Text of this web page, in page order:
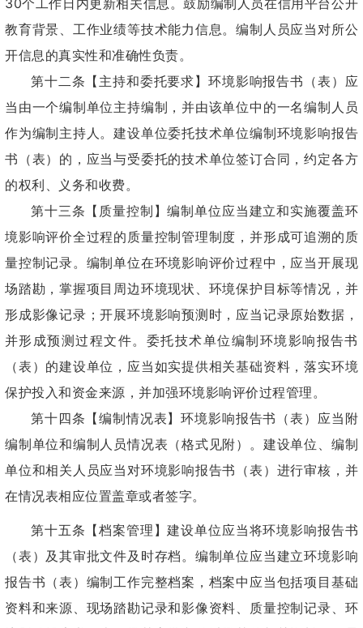
30个工作日内更新相关信息。鼓励编制人员在信用平台公开
教育背景、工作业绩等技术能力信息。编制人员应当对所公
开信息的真实性和准确性负责。
第十二条【主持和委托要求】环境影响报告书（表）应
当由一个编制单位主持编制，并由该单位中的一名编制人员
作为编制主持人。建设单位委托技术单位编制环境影响报告
书（表）的，应当与受委托的技术单位签订合同，约定各方
的权利、义务和收费。
第十三条【质量控制】编制单位应当建立和实施覆盖环
境影响评价全过程的质量控制管理制度，并形成可追溯的质
量控制记录。编制单位在环境影响评价过程中，应当开展现
场踏勘，掌握项目周边环境现状、环境保护目标等情况，并
形成影像记录；开展环境影响预测时，应当记录原始数据，
并形成预测过程文件。委托技术单位编制环境影响报告书
（表）的建设单位，应当如实提供相关基础资料，落实环境
保护投入和资金来源，并加强环境影响评价过程管理。
第十四条【编制情况表】环境影响报告书（表）应当附
编制单位和编制人员情况表（格式见附）。建设单位、编制
单位和相关人员应当对环境影响报告书（表）进行审核，并
在情况表相应位置盖章或者签字。
第十五条【档案管理】建设单位应当将环境影响报告书
（表）及其审批文件及时存档。编制单位应当建立环境影响
报告书（表）编制工作完整档案，档案中应当包括项目基础
资料和来源、现场踏勘记录和影像资料、质量控制记录、环